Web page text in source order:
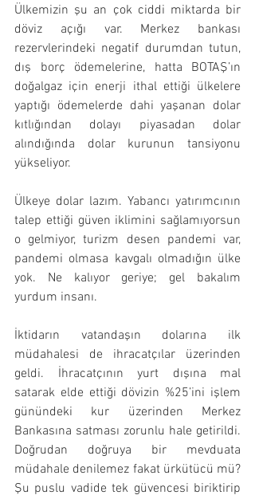
Ülkemizin şu an çok ciddi miktarda bir
döviz açığı var. Merkez bankası
rezervlerindeki negatif durumdan tutun,
dış borç ödemelerine, hatta BOTAŞ’ın
doğalgaz için enerji ithal ettiği ülkelere
yaptığı ödemelerde dahi yaşanan dolar
kıtlığından dolayı piyasadan dolar
alındığında dolar kurunun tansiyonu
yükseliyor.
Ülkeye dolar lazım. Yabancı yatırımcının
talep ettiği güven iklimini sağlamıyorsun
o gelmiyor, turizm desen pandemi var,
pandemi olmasa kavgalı olmadığın ülke
yok. Ne kalıyor geriye; gel bakalım
yurdum insanı.
İktidarın vatandaşın dolarına ilk
müdahalesi de ihracatçılar üzerinden
geldi. İhracatçının yurt dışına mal
satarak elde ettiği dövizin %25’ini işlem
günündeki kur üzerinden Merkez
Bankasına satması zorunlu hale getirildi.
Doğrudan doğruya bir mevduata
müdahale denilemez fakat ürkütücü mü?
Şu puslu vadide tek güvencesi biriktirip